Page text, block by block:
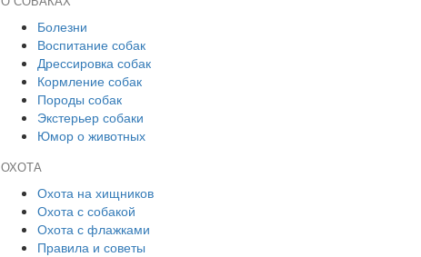
Болезни
Воспитание собак
Дрессировка собак
Кормление собак
Породы собак
Экстерьер собаки
Юмор о животных
ОХОТА
Охота на хищников
Охота с собакой
Охота с флажками
Правила и советы